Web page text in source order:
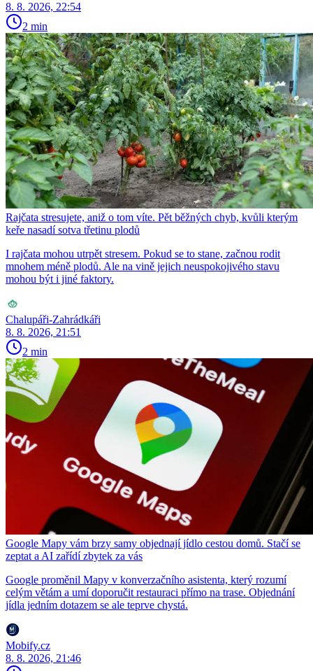
8. 8. 2026, 22:54
2 min
Rajčata stresujete, aniž o tom víte. Pět běžných chyb, kvůli kterým
keře nasadí sotva třetinu plodů
I rajčata mohou utrpět stresem. Pokud se to stane, začnou rodit
mnohem méně plodů. Ale na vině jejich neuspokojivého stavu
mohou být i jiné faktory.
Chalupáři-Zahrádkáři
8. 8. 2026, 21:51
2 min
Google Mapy vám brzy samy objednají jídlo cestou domů. Stačí se
zeptat a AI zařídí zbytek za vás
Google proměnil Mapy v konverzačního asistenta, který rozumí
celým větám a umí doporučit restauraci přímo na trase. Objednání
jídla jedním dotazem se ale teprve chystá.
Mobify.cz
8. 8. 2026, 21:46